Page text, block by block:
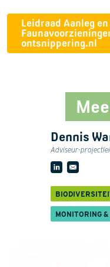
Leidraad Aanleg
ontsnippering.nl
Dennis
Adviseur-
MONITORING